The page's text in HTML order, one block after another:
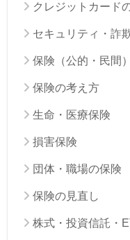
クレジットカード
セキュリティ・詐
保険（公的・民間）
保険の考え方
生命・医療保険
損害保険
団体・職場の保険
保険の見直し
株式・投資信託・